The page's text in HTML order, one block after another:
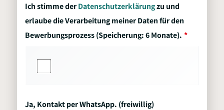
Ich stimme derDatenschutzerklärungzu und
erlaube die Verarbeitung meiner Daten für den
Bewerbungsprozess (Speicherung: 6 Monate).
Ja, Kontakt per WhatsApp. (freiwillig)